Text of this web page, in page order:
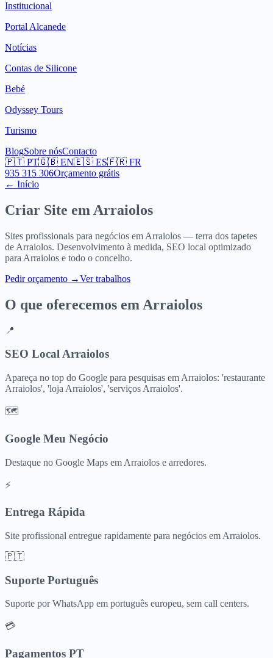
Institucional
Portal Alcanede
Notícias
Contas de Silicone
Bebé
Odyssey Tours
Turismo
BlogSobre nósContacto
🇵🇹 PT🇬🇧 EN🇪🇸 ES🇫🇷 FR
935 315 306Orçamento grátis
← Início
Criar Site em Arraiolos
Sites profissionais para negócios em Arraiolos — terra dos tapetes
de Arraiolos. Desenvolvimento à medida, SEO local optimizado
para Arraiolos e todo o concelho.
Pedir orçamento →Ver trabalhos
O que oferecemos em Arraiolos
📍
SEO Local Arraiolos
Apareça no top do Google para pesquisas em Arraiolos: 'restaurante
Arraiolos', 'loja Arraiolos', 'serviços Arraiolos'.
🗺️
Google Meu Negócio
Destaque no Google Maps em Arraiolos e arredores.
⚡
Entrega Rápida
Site profissional entregue rapidamente para negócios em Arraiolos.
🇵🇹
Suporte Português
Suporte por WhatsApp em português europeu, sem call centers.
💳
Pagamentos PT